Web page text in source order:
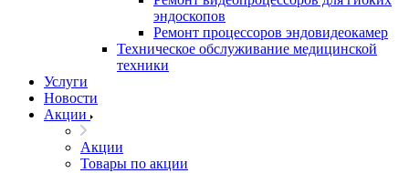
эндоскопов
Ремонт процессоров эндовидеокамер
Техническое обслуживание медицинской
техники
Услуги
Новости
Акции
Акции
Товары по акции